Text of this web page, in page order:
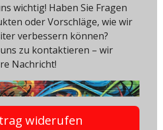
wichtig! Haben Sie Fragen
oder Vorschläge, wie wir
verbessern können?
zu kontaktieren – wir
Nachricht!
widerufen